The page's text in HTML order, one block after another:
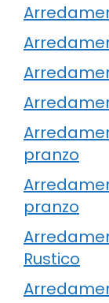
pranzo
pranzo
Rustico